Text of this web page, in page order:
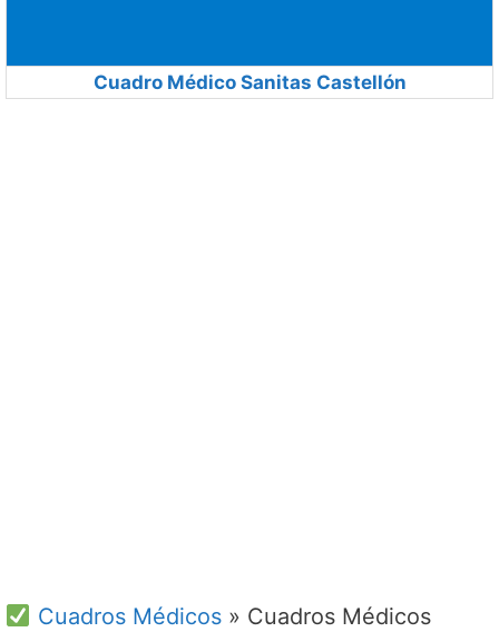
Cuadro Médico Sanitas Castellón
Cuadros Médicos» Cuadros Médicos